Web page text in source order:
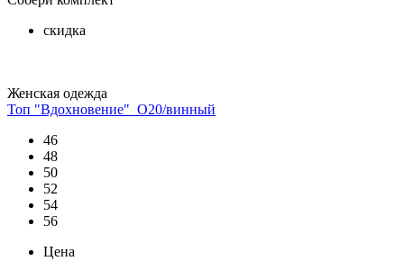
скидка
Женская одежда
Топ "Вдохновение"_О20/винный
46
48
50
52
54
56
Цена